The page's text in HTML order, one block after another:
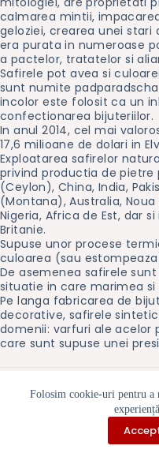
Folosim cookie-uri pentru a
calmarea mintii,
geloziei, crearea unei
era purata in numeroase
a pactelor, tratatelor si
Safirele pot avea si
sunt numite
incolor este folosit ca un
confectionarea bijuteriilor.
In anul 2014, cel mai
17,6 milioane de dolari in
Exploatarea safirelor
privind productia de pietre
(Ceylon), China, India,
(Montana), Australia,
Nigeria, Africa de Est, dar
Britanie.
Supuse unor procese
culoarea (sau
De asemenea safirele
situatie in care marimea
Pe langa fabricarea de
decorative, safirele
domenii: varfuri ale acelor
care sunt supuse unei
Politica de rambursări și